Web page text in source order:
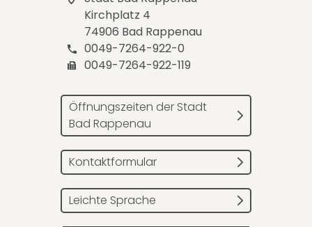
Kirchplatz 4
74906 Bad Rappenau
0049-7264-922-0
0049-7264-922-119
Öffnungszeiten der Stadt
Bad Rappenau
Kontaktformular
Leichte Sprache